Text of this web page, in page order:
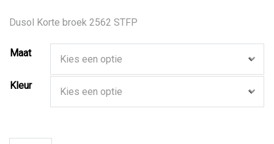
Dusol Korte broek 2562 STFP
Maat
Kleur